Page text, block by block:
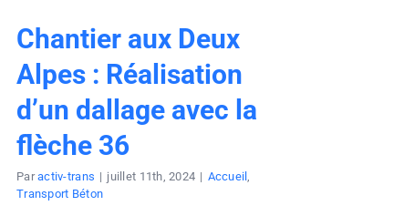
Chantier aux Deux
Alpes : Réalisation
d’un dallage avec la
flèche 36
Paractiv-trans | juillet 11th, 2024 | Accueil
Transport Béton